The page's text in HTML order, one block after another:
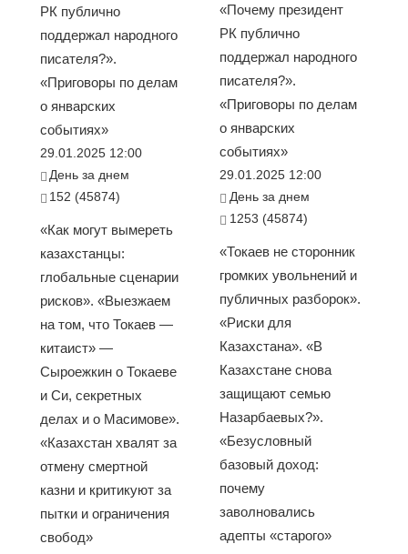
РК публично
поддержал народного
писателя?».
«Приговоры по делам
о январских
событиях»
29.01.2025 12:00
День за днем
152 (45874)
«Как могут вымереть
казахстанцы:
глобальные сценарии
рисков». «Выезжаем
на том, что Токаев —
китаист» —
Сыроежкин о Токаеве
и Си, секретных
делах и о Масимове».
«Казахстан хвалят за
отмену смертной
казни и критикуют за
пытки и ограничения
свобод»
«Почему президент
РК публично
поддержал народного
писателя?».
«Приговоры по делам
о январских
событиях»
29.01.2025 12:00
День за днем
1253 (45874)
«Токаев не сторонник
громких увольнений и
публичных разборок».
«Риски для
Казахстана». «В
Казахстане снова
защищают семью
Назарбаевых?».
«Безусловный
базовый доход:
почему
заволновались
адепты «старого»